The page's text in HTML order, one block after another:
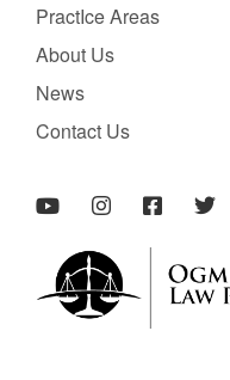
PractIce Areas
About Us
News
Contact Us